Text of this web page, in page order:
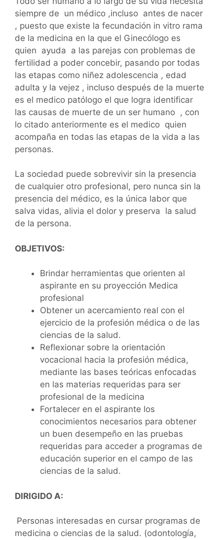
siempre de un médico ,incluso antes de nacer
, puesto que existe la fecundación in vitro rama
de la medicina en la que el Ginecólogo es
quien ayuda a las parejas con problemas de
fertilidad a poder concebir, pasando por todas
las etapas como niñez adolescencia , edad
adulta y la vejez , incluso después de la muerte
es el medico patólogo el que logra identificar
las causas de muerte de un ser humano , con
lo citado anteriormente es el medico quien
acompaña en todas las etapas de la vida a las
personas.
La sociedad puede sobrevivir sin la presencia
de cualquier otro profesional, pero nunca sin la
presencia del médico, es la única labor que
salva vidas, alivia el dolor y preserva la salud
de la persona.
OBJETIVOS:
Brindar herramientas que orienten al
aspirante en su proyección Medica
profesional
Obtener un acercamiento real con el
ejercicio de la profesión médica o de las
ciencias de la salud.
Reflexionar sobre la orientación
vocacional hacia la profesión médica,
mediante las bases teóricas enfocadas
en las materias requeridas para ser
profesional de la medicina
Fortalecer en el aspirante los
conocimientos necesarios para obtener
un buen desempeño en las pruebas
requeridas para acceder a programas de
educación superior en el campo de las
ciencias de la salud.
DIRIGIDO A:
Personas interesadas en cursar programas de
medicina o ciencias de la salud. (odontología,